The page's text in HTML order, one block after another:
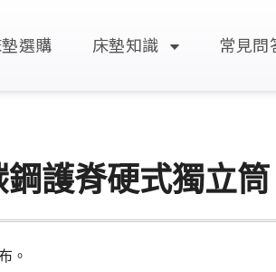
選購 床墊知識 常見問
鋼護脊硬式獨立筒
。